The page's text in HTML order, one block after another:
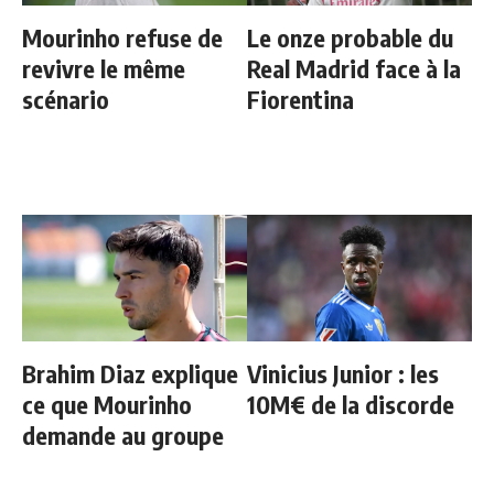
Mourinho refuse de
revivre le même
scénario
Le onze probable du
Real Madrid face à la
Fiorentina
Brahim Diaz explique
ce que Mourinho
demande au groupe
Vinicius Junior : les
10M€ de la discorde